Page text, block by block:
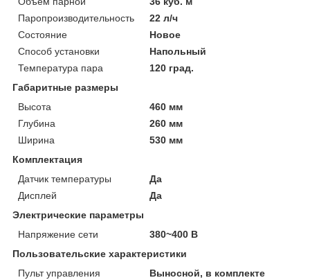
Паропроизводительность
22 л/ч
Состояние
Новое
Способ установки
Напольный
Температура пара
120 град.
Габаритные размеры
Высота
460 мм
Глубина
260 мм
Ширина
530 мм
Комплектация
Датчик температуры
Да
Дисплей
Да
Электрические параметры
Напряжение сети
380~400 В
Пользовательские характеристики
Пульт управления
Выносной, в комплекте